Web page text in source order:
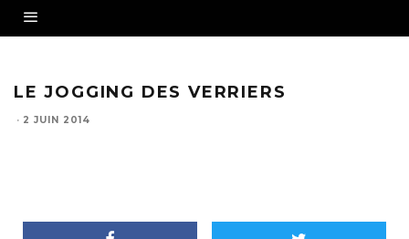
LE JOGGING DES VERRIERS
· 2 JUIN 2014